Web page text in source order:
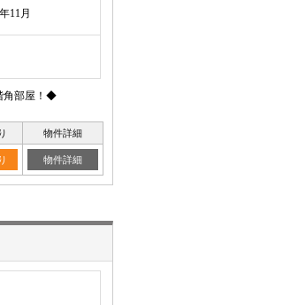
11月
角部屋！◆
物件詳細
物件詳細